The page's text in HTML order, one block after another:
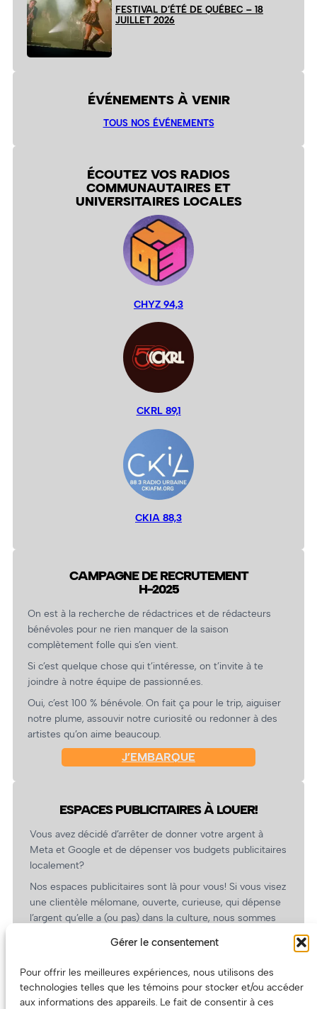
Gérer le consentement
Pour offrir les meilleures expériences, nous utilisons des
technologies telles que les témoins pour stocker et/ou accéder
aux informations des appareils. Le fait de consentir à ces
FESTIVAL D’ÉTÉ DE QUÉBEC – 18
JUILLET 2026
ÉVÉNEMENTS À VENIR
TOUS NOS ÉVÉNEMENTS
ÉCOUTEZ VOS RADIOS
COMMUNAUTAIRES ET
UNIVERSITAIRES LOCALES
CHYZ 94,3
CKRL 89,1
CKIA 88,3
CAMPAGNE DE RECRUTEMENT
H-2025
On est à la recherche de rédactrices et de rédacteurs
bénévoles pour ne rien manquer de la saison
complètement folle qui s’en vient.
Si c’est quelque chose qui t’intéresse, on t’invite à te
joindre à notre équipe de passionné.es.
Oui, c’est 100 % bénévole. On fait ça pour le trip, aiguiser
notre plume, assouvir notre curiosité ou redonner à des
artistes qu’on aime beaucoup.
J’EMBARQUE
ESPACES PUBLICITAIRES À LOUER!
Vous avez décidé d’arrêter de donner votre argent à
Meta et Google et de dépenser vos budgets publicitaires
localement?
Nos espaces publicitaires sont là pour vous! Si vous visez
une clientèle mélomane, ouverte, curieuse, qui dépense
l’argent qu’elle a (ou pas) dans la culture, nous sommes
revient.
(Oui, on va avoir des tarifs spéciaux pour vous, les